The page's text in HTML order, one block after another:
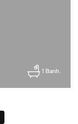
1 Banh.